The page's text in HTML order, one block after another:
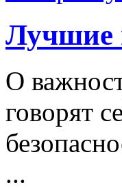
Лучшие
О
говорят
...